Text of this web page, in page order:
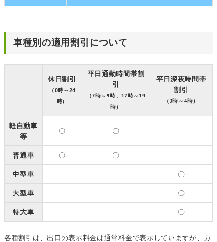
車種別の適用割引について
休日割引
（0時～24
時）
平日通勤時間帯割
引
（7時～9時、17時～19
時）
平日深夜時間帯
割引
（0時～4時）
軽自動車
等
〇 〇
普通車 〇 〇
中型車 〇
大型車 〇
特大車 〇
各種割引は、出口の表示料金は通常料金で表示していますが、カ